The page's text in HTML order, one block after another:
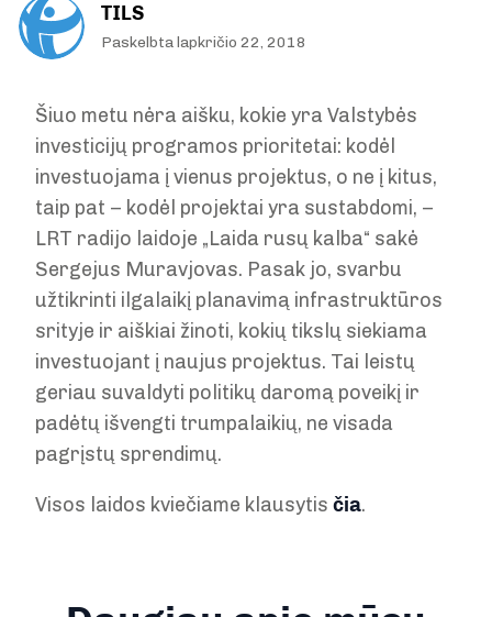
TILS
Paskelbta lapkričio 22, 2018
Šiuo metu nėra aišku, kokie yra Valstybės
investicijų programos prioritetai: kodėl
investuojama į vienus projektus, o ne į kitus,
taip pat – kodėl projektai yra sustabdomi, –
LRT radijo laidoje „Laida rusų kalba“ sakė
Sergejus Muravjovas. Pasak jo, svarbu
užtikrinti ilgalaikį planavimą infrastruktūros
srityje ir aiškiai žinoti, kokių tikslų siekiama
investuojant į naujus projektus. Tai leistų
geriau suvaldyti politikų daromą poveikį ir
padėtų išvengti trumpalaikių, ne visada
pagrįstų sprendimų.
Visos laidos kviečiame klausytis čia.